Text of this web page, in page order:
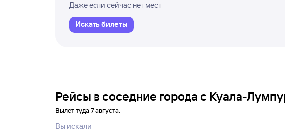
Даже если сейчас нет мест
Искать билеты
Рейсы в соседние города с Куала-
Вылет туда 7 августа.
Вы искали